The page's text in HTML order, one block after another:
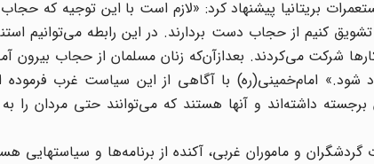
بریتانیا‌ پیشنهاد کرد: «لازم‌ است‌ با این‌ توجیه‌ که‌
تشویق‌ کنیم‌ از حجاب‌ دست‌ بردارند. در این‌ رابطه‌ می‌توانیم‌
شرکت‌ می‌کردند. بعدازآن‌‌که‌ زنان‌ مسلمان‌ از حجاب‌ بیرون‌
شود.» امام‌‌خمینی(ره) با آگاهی‌ از این‌ سیاست‌ غرب‌
داشته‌اند و آنها هستند که‌ می‌توانند حتی‌ مردان‌ را
گردشگران‌ و ماموران‌ غربی، آکنده از برنامه‌ها و سیاستهایی‌